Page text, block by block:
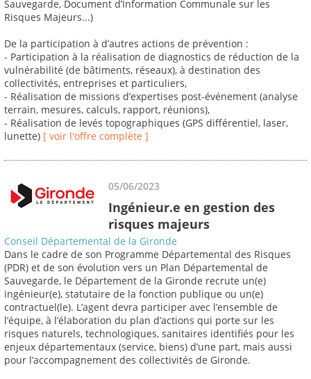
Sauvegarde, Document d’Information Communale sur les
Risques Majeurs...)
De la participation à d’autres actions de prévention :
- Participation à la réalisation de diagnostics de réduction de la
vulnérabilité (de bâtiments, réseaux), à destination des
collectivités, entreprises et particuliers,
- Réalisation de missions d’expertises post-événement (analyse
terrain, mesures, calculs, rapport, réunions),
- Réalisation de levés topographiques (GPS différentiel, laser,
lunette) [ voir l'offre complète ]
05/06/2023
Ingénieur.e en gestion des
risques majeurs
Conseil Départemental de la Gironde
Dans le cadre de son Programme Départemental des Risques
(PDR) et de son évolution vers un Plan Départemental de
Sauvegarde, le Département de la Gironde recrute un(e)
ingénieur(e), statutaire de la fonction publique ou un(e)
contractuel(le). L’agent devra participer avec l’ensemble de
l’équipe, à l’élaboration du plan d’actions qui porte sur les
risques naturels, technologiques, sanitaires identifiés pour les
enjeux départementaux (service, biens) d’une part, mais aussi
pour l’accompagnement des collectivités de Gironde.